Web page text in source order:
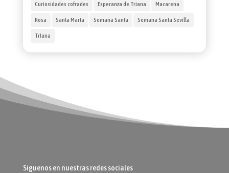
Curiosidades cofrades Esperanza de Triana Macarena
Rosa Santa Marta Semana Santa Semana Santa Sevilla
TrIana
Siguenos en nuestras redes sociales